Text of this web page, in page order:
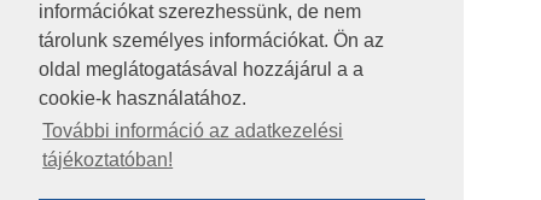
információkat szerezhessünk, de nem
tárolunk személyes információkat. Ön az
oldal meglátogatásával hozzájárul a a
cookie-k használatához.
További információ az adatkezelési
tájékoztatóban!
JOGI NYILATKOZAT
IMPRESSZUM
KÖZÉRDEKŰ ADATOK